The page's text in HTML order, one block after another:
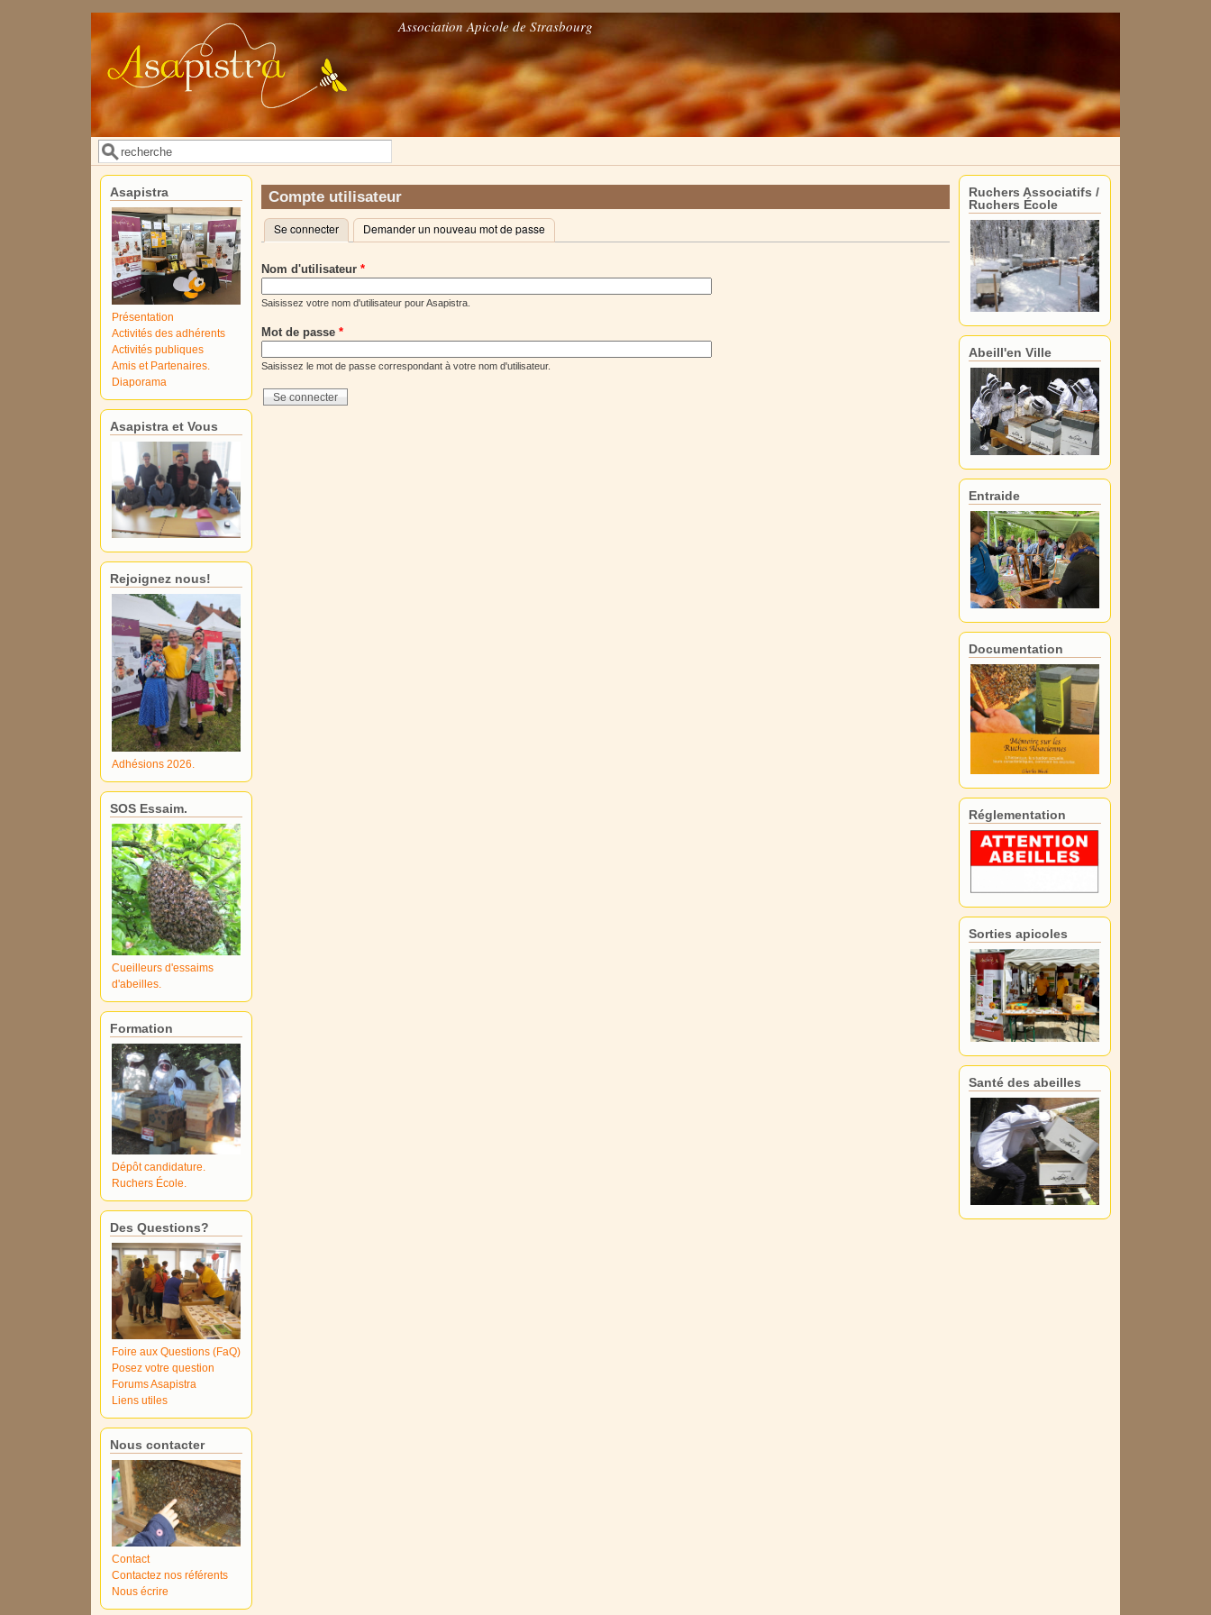
Association Apicole de Strasbourg
Formulaire de recherche
Rechercher
Compte utilisateur
Onglets principaux
Se connecter (onglet actif)
Demander un nouveau mot de passe
Nom d'utilisateur*
Saisissez votre nom d'utilisateur pour Asapistra.
Mot de passe*
Saisissez le mot de passe correspondant à votre nom d'utilisateur.
Asapistra
Présentation
Activités des adhérents
Activités publiques
Amis et Partenaires.
Diaporama
Asapistra et Vous
Rejoignez nous!
Adhésions 2026.
SOS Essaim.
Cueilleurs d'essaims
d'abeilles.
Formation
Dépôt candidature.
Ruchers École.
Des Questions?
Foire aux Questions (FaQ)
Posez votre question
Forums Asapistra
Liens utiles
Nous contacter
Contact
Contactez nos référents
Nous écrire
Ruchers Associatifs /
Ruchers École
Abeill'en Ville
Entraide
Documentation
Réglementation
Sorties apicoles
Santé des abeilles